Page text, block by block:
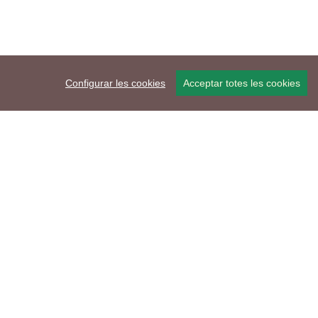
Configurar les cookies Acceptar totes les cookies